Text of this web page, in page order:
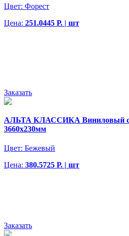
Цвет: Форест
Цена: 251.0445 Р. | шт
Заказать
АЛЬТА КЛАССИКА Виниловый
3660х230мм
Цвет: Бежевый
Цена: 380.5725 Р. | шт
Заказать